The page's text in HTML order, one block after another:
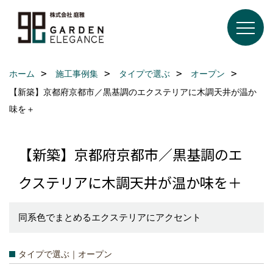
ホーム 施工事例集 タイプで選ぶ
オープン
【新築】京都府京都市／黒基調のエクステリアに木調天井が温か
味を＋
【新築】京都府京都市／黒基調のエ
クステリアに木調天井が温か味を＋
同系色でまとめるエクステリアにアクセント
タイプで選ぶ｜オープン